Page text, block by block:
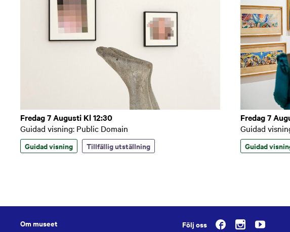
Fredag 7 Augusti Kl 12:30
Guidad visning: Public Domain
Guidad visning Tillfällig utställning
Fredag 7
Guidad
Guidad
Om museet Följ oss